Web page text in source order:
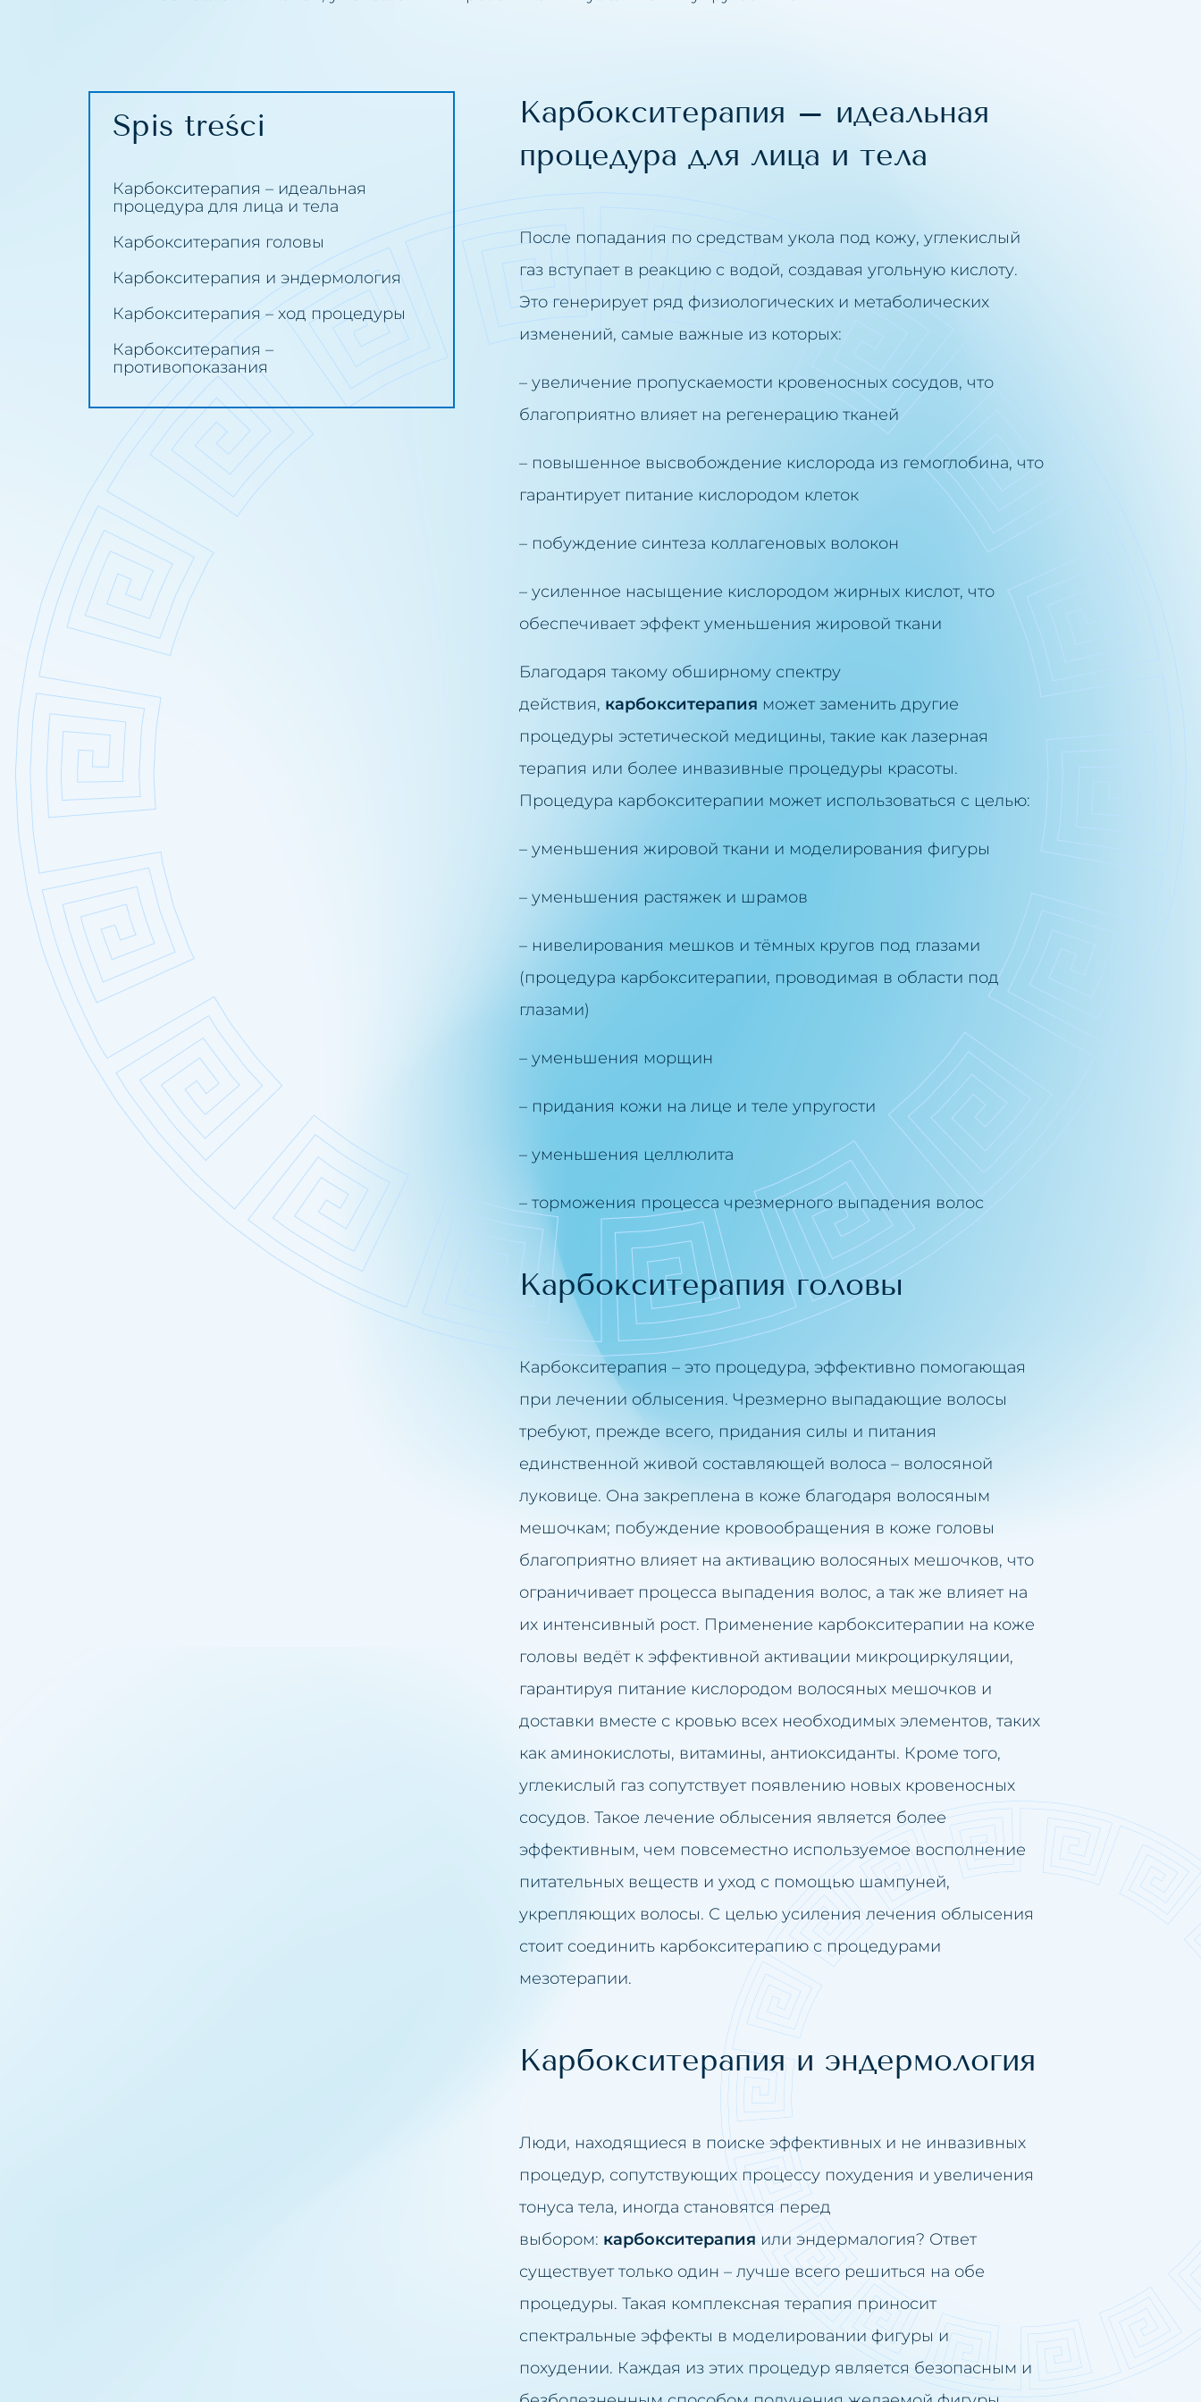
Жирная кожа
Потеря упругости кожи на лице
Мешки под глазами
Выпадение волос
Запавшее лицо
Лимфатические застои
Морщины
Удаление пигментаций
Удаление жировой ткани
Удаление мешков под глазами
Удаление морщин
Отбеливание интимных зон
Заполнение носогубных складок
Заполнение долины слез
Чистка лица с помощью водорода
Кавитационный пилинг Краков
Spis treści
Карбокситерапия – идеальная
процедура для лица и тела
Карбокситерапия головы
Карбокситерапия и эндермология
Карбокситерапия – ход процедуры
Карбокситерапия –
противопоказания
Карбокситерапия – идеальная
процедура для лица и тела
После попадания по средствам укола под кожу, углекислый
газ вступает в реакцию с водой, создавая угольную кислоту.
Это генерирует ряд физиологических и метаболических
изменений, самые важные из которых:
– увеличение пропускаемости кровеносных сосудов, что
благоприятно влияет на регенерацию тканей
– повышенное высвобождение кислорода из гемоглобина, что
гарантирует питание кислородом клеток
– побуждение синтеза коллагеновых волокон
– усиленное насыщение кислородом жирных кислот, что
обеспечивает эффект уменьшения жировой ткани
Благодаря такому обширному спектру
действия, карбокситерапия может заменить другие
процедуры эстетической медицины, такие как лазерная
терапия или более инвазивные процедуры красоты.
Процедура карбокситерапии может использоваться с целью:
– уменьшения жировой ткани и моделирования фигуры
– уменьшения растяжек и шрамов
– нивелирования мешков и тёмных кругов под глазами
(процедура карбокситерапии, проводимая в области под
глазами)
– уменьшения морщин
– придания кожи на лице и теле упругости
– уменьшения целлюлита
– торможения процесса чрезмерного выпадения волос
Карбокситерапия головы
Карбокситерапия – это процедура, эффективно помогающая
при лечении облысения. Чрезмерно выпадающие волосы
требуют, прежде всего, придания силы и питания
единственной живой составляющей волоса – волосяной
луковице. Она закреплена в коже благодаря волосяным
мешочкам; побуждение кровообращения в коже головы
благоприятно влияет на активацию волосяных мешочков, что
ограничивает процесса выпадения волос, а так же влияет на
их интенсивный рост. Применение карбокситерапии на коже
головы ведёт к эффективной активации микроциркуляции,
гарантируя питание кислородом волосяных мешочков и
доставки вместе с кровью всех необходимых элементов, таких
как аминокислоты, витамины, антиоксиданты. Кроме того,
углекислый газ сопутствует появлению новых кровеносных
сосудов. Такое лечение облысения является более
эффективным, чем повсеместно используемое восполнение
питательных веществ и уход с помощью шампуней,
укрепляющих волосы. С целью усиления лечения облысения
стоит соединить карбокситерапию с процедурами
мезотерапии.
Карбокситерапия и эндермология
Люди, находящиеся в поиске эффективных и не инвазивных
процедур, сопутствующих процессу похудения и увеличения
тонуса тела, иногда становятся перед
выбором: карбокситерапияили эндермалогия? Ответ
существует только один – лучше всего решиться на обе
процедуры. Такая комплексная терапия приносит
спектральные эффекты в моделировании фигуры и
похудении. Каждая из этих процедур является безопасным и